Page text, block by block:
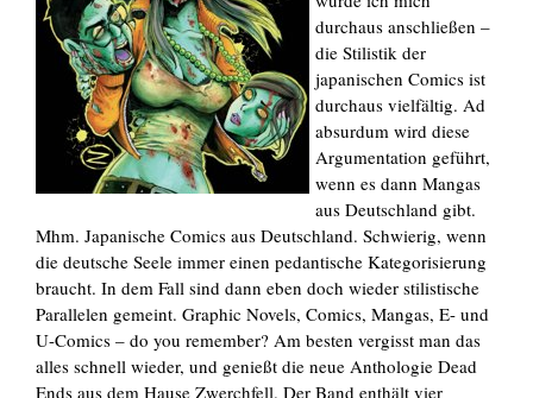
durchaus anschließen –
die Stilistik der
japanischen Comics ist
durchaus vielfältig. Ad
absurdum wird diese
Argumentation geführt,
wenn es dann Mangas
aus Deutschland gibt.
Mhm. Japanische Comics aus Deutschland. Schwierig, wenn
die deutsche Seele immer einen pedantische Kategorisierung
braucht. In dem Fall sind dann eben doch wieder stilistische
Parallelen gemeint. Graphic Novels, Comics, Mangas, E- und
U-Comics – do you remember? Am besten vergisst man das
alles schnell wieder, und genießt die neue Anthologie Dead
Ends aus dem Hause Zwerchfell. Der Band enthält vier